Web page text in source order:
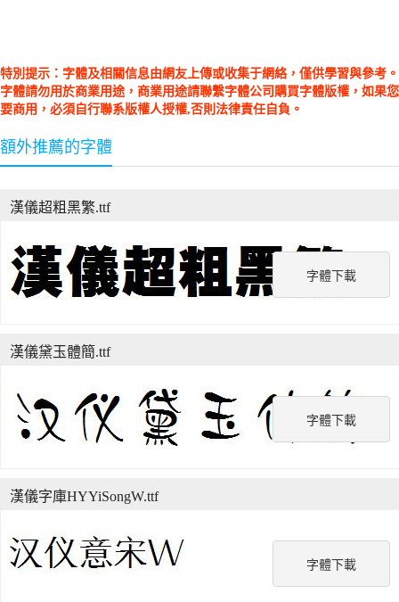
特別提示：字體及相關信息由網友上傳或收集于網絡，僅供學習與參考。
字體請勿用於商業用途，商業用途請聯繫字體公司購買字體版權，如果您
要商用，必須自行聯系版權人授權,否則法律責任自負。
額外推薦的字體
字體下載
漢儀超粗黑繁.ttf
字體下載
漢儀黛玉體簡.ttf
字體下載
漢儀字庫HYYiSongW.ttf